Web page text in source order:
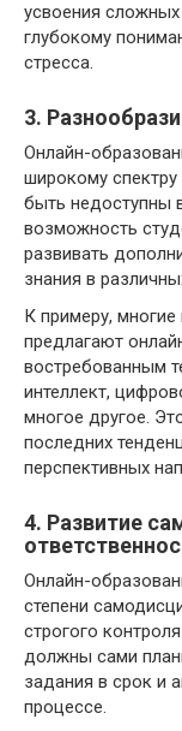
усвоения
глубокому
стресса.
3.
Онлайн-
широкому
быть недоступны
возможность
развивать
знания в
К примеру,
предлагают
востребованным
интеллект,
многое другое.
последних
перспективных
4. Развитие
Онлайн-
степени
строгого
должны сами
задания в срок и
процессе.